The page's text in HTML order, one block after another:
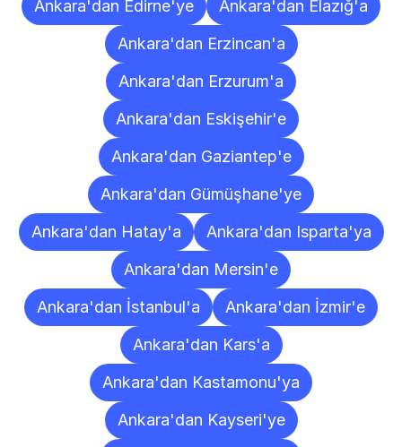
Ankara'dan Edirne'ye
Ankara'dan Elazığ'a
Ankara'dan Erzincan'a
Ankara'dan Erzurum'a
Ankara'dan Eskişehir'e
Ankara'dan Gaziantep'e
Ankara'dan Gümüşhane'ye
Ankara'dan Hatay'a
Ankara'dan Isparta'ya
Ankara'dan Mersin'e
Ankara'dan İstanbul'a
Ankara'dan İzmir'e
Ankara'dan Kars'a
Ankara'dan Kastamonu'ya
Ankara'dan Kayseri'ye